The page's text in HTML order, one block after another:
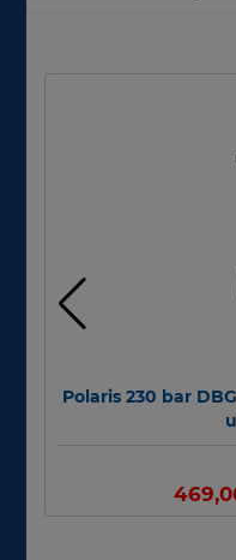
Polaris 230 bar